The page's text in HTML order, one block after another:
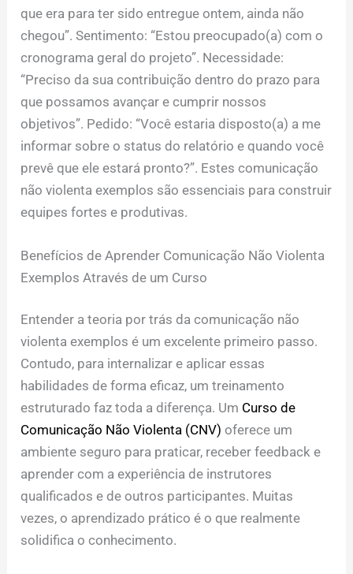
que era para ter sido entregue ontem, ainda não
chegou”. Sentimento: “Estou preocupado(a) com o
cronograma geral do projeto”. Necessidade:
“Preciso da sua contribuição dentro do prazo para
que possamos avançar e cumprir nossos
objetivos”. Pedido: “Você estaria disposto(a) a me
informar sobre o status do relatório e quando você
prevê que ele estará pronto?”. Estes comunicação
não violenta exemplos são essenciais para construir
equipes fortes e produtivas.
Benefícios de Aprender Comunicação Não Violenta
Exemplos Através de um Curso
Entender a teoria por trás da comunicação não
violenta exemplos é um excelente primeiro passo.
Contudo, para internalizar e aplicar essas
habilidades de forma eficaz, um treinamento
estruturado faz toda a diferença. Um Curso de
Comunicação Não Violenta (CNV) oferece um
ambiente seguro para praticar, receber feedback e
aprender com a experiência de instrutores
qualificados e de outros participantes. Muitas
vezes, o aprendizado prático é o que realmente
solidifica o conhecimento.